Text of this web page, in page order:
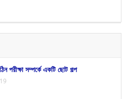
পরীক্ষা সম্পর্কে একটি ছোট গল্প